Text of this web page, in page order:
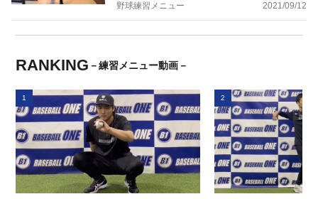
野球練習メニュー 2021/09/12
RANKING －練習メニュー動画－
1 2